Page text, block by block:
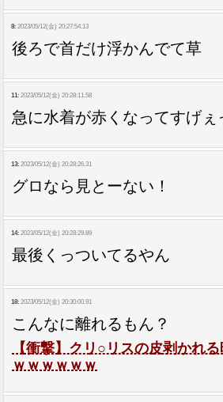
8: 2023/05/12(金) 20:27:54.13
後ろで首だけ浮かんでて草
11: 2023/05/12(金) 20:28:11.58
急に水着が赤くなってすげぇ
13: 2023/05/12(金) 20:28:26.31
グロなら見とーない！
14: 2023/05/12(金) 20:28:29.89
最後くっついてるやん
18: 2023/05/12(金) 20:30:00.91
こんなに離れるもん？
【衝撃】クリ○リスの皮剥かれ
ｗｗｗｗｗｗ